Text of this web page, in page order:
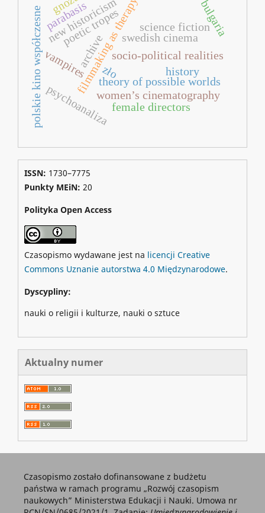
filmmaking as therapy
theory of possible worlds
vampires
swedish cinema
poetic tropes
new historicism
socio-political realities
archive
history
polskie kino współczesne science fiction
parabasis
women’s cinematography
psychoanaliza
zło
bulgaria
female directors
ISSN: 1730–7775
Punkty MEiN: 20
Polityka Open Access
Czasopismo wydawane jest na licencji Creative
Commons Uznanie autorstwa 4.0 Międzynarodowe.
Dyscypliny:
nauki o religii i kulturze, nauki o sztuce
Aktualny numer
Czasopismo zostało dofinansowane z budżetu
państwa w ramach programu „Rozwój czasopism
naukowych” Ministerstwa Edukacji i Nauki. Umowa nr